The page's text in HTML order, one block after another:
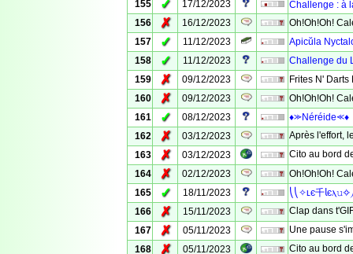
155
✓ 17/12/2023
Challenge : à
156
✗ 16/12/2023
Oh!Oh!Oh!
157
✓ 11/12/2023
Apicŭla
158
✓ 11/12/2023
Challenge du
159
✗ 09/12/2023
Frites N' Darts
160
✗ 09/12/2023
Oh!Oh!Oh!
161
✓ 08/12/2023
♦⪼Néréide⪻♦
162
✗ 03/12/2023
Après l'effort,
163
✗ 03/12/2023
Cito au bord
164
✗ 02/12/2023
Oh!Oh!Oh!
165
✓ 18/11/2023
⎝⎝✧ʟє千
166
✗ 15/11/2023
Clap dans
167
✗ 05/11/2023
Une pause
168
✗ 05/11/2023
Cito au bord